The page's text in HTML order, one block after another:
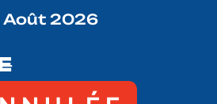
Août 2026